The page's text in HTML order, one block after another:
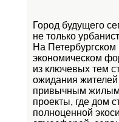
Город будущего
не только
На
экономическом
из ключевых тем
ожидания
привычным жилым
проекты, где дом
полноценной